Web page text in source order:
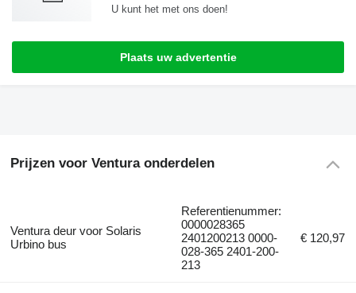
U kunt het met ons doen!
Plaats uw advertentie
Prijzen voor Ventura onderdelen
Ventura deur voor Solaris
Urbino bus
Referentienummer:
0000028365
2401200213 0000-
028-365 2401-200-
213
€ 120,97